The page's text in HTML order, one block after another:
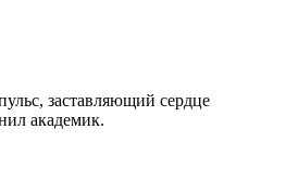
заставляющий сердце
академик.